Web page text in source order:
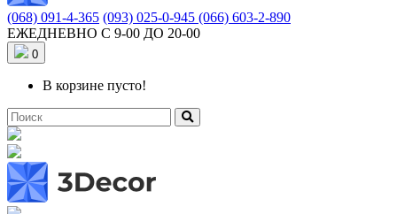
(068) 091-4-365 (093) 025-0-945 (066) 603-2-890
ЕЖЕДНЕВНО С 9-00 ДО 20-00
0
В корзине пусто!